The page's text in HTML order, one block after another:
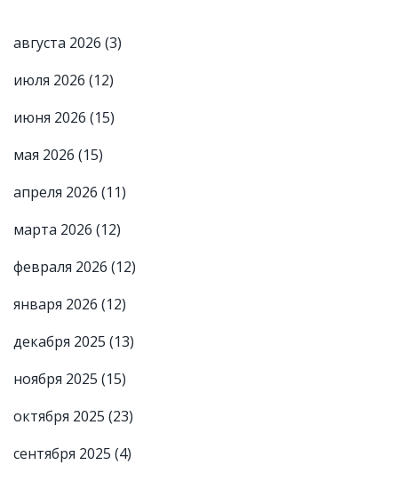
августа 2026 (3)
июля 2026 (12)
июня 2026 (15)
мая 2026 (15)
апреля 2026 (11)
марта 2026 (12)
февраля 2026 (12)
января 2026 (12)
декабря 2025 (13)
ноября 2025 (15)
октября 2025 (23)
сентября 2025 (4)